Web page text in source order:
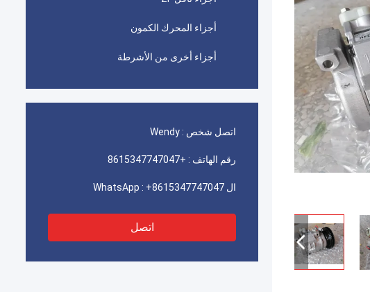
أجزاء المحرك الكمون
أجزاء أخرى من الأشرطة
اتصل شخص : Wendy
رقم الهاتف : +8615347747047
ال WhatsApp : +8615347747047
اتصل